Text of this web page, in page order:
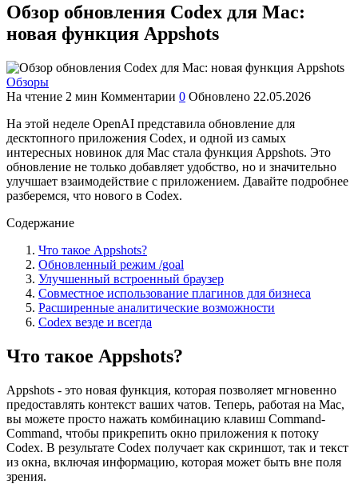
Обзор обновления Codex для Mac:
новая функция Appshots
Обзоры
На чтение 2 мин Комментарии 0 Обновлено 22.05.2026
На этой неделе OpenAI представила обновление для
десктопного приложения Codex, и одной из самых
интересных новинок для Mac стала функция Appshots. Это
обновление не только добавляет удобство, но и значительно
улучшает взаимодействие с приложением. Давайте подробнее
разберемся, что нового в Codex.
Содержание
Что такое Appshots?
Обновленный режим /goal
Улучшенный встроенный браузер
Совместное использование плагинов для бизнеса
Расширенные аналитические возможности
Codex везде и всегда
Что такое Appshots?
Appshots - это новая функция, которая позволяет мгновенно
предоставлять контекст ваших чатов. Теперь, работая на Mac,
вы можете просто нажать комбинацию клавиш Command-
Command, чтобы прикрепить окно приложения к потоку
Codex. В результате Codex получает как скриншот, так и текст
из окна, включая информацию, которая может быть вне поля
зрения.